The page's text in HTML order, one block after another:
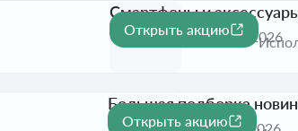
-82%
Смартфоны и
Активна до 1 сент. 2026
Открыть акцию
Большая подборка
Открыть акцию